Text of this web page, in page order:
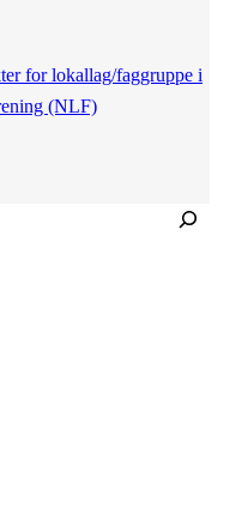
for lokallag/faggruppe i
(NLF)
Søk